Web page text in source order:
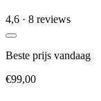
4,6 · 8 reviews
Beste prijs vandaag
€99,00